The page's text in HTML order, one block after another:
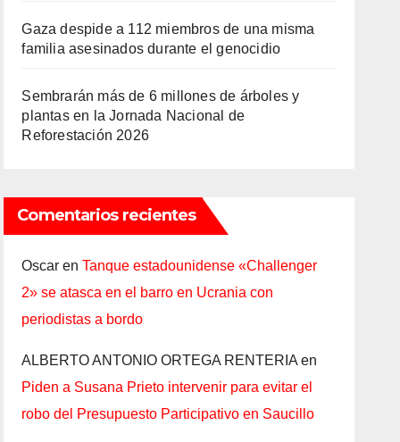
Gaza despide a 112 miembros de una misma
familia asesinados durante el genocidio
Sembrarán más de 6 millones de árboles y
plantas en la Jornada Nacional de
Reforestación 2026
Comentarios recientes
Oscar enTanque estadounidense «Challenger
2» se atasca en el barro en Ucrania con
periodistas a bordo
ALBERTO ANTONIO ORTEGA RENTERIA en
Piden a Susana Prieto intervenir para evitar el
robo del Presupuesto Participativo en Saucillo